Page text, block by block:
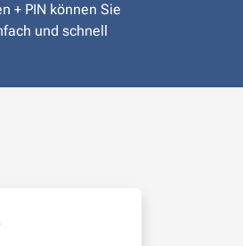
+ PIN können Sie
und schnell